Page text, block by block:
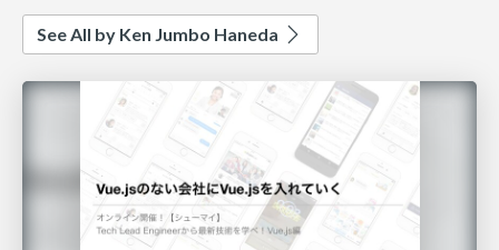
See All by Ken Jumbo Haneda